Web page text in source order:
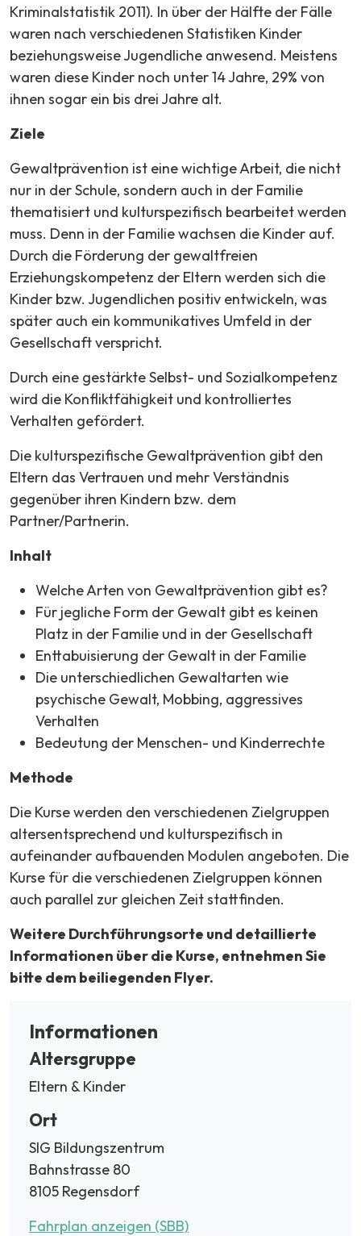
Kriminalstatistik 2011). In über der Hälfte der Fälle
waren nach verschiedenen Statistiken Kinder
beziehungsweise Jugendliche anwesend. Meistens
waren diese Kinder noch unter 14 Jahre, 29% von
ihnen sogar ein bis drei Jahre alt.
Ziele
Gewaltprävention ist eine wichtige Arbeit, die nicht
nur in der Schule, sondern auch in der Familie
thematisiert und kulturspezifisch bearbeitet werden
muss. Denn in der Familie wachsen die Kinder auf.
Durch die Förderung der gewaltfreien
Erziehungskompetenz der Eltern werden sich die
Kinder bzw. Jugendlichen positiv entwickeln, was
später auch ein kommunikatives Umfeld in der
Gesellschaft verspricht.
Durch eine gestärkte Selbst- und Sozialkompetenz
wird die Konfliktfähigkeit und kontrolliertes
Verhalten gefördert.
Die kulturspezifische Gewaltprävention gibt den
Eltern das Vertrauen und mehr Verständnis
gegenüber ihren Kindern bzw. dem
Partner/Partnerin.
Inhalt
Welche Arten von Gewaltprävention gibt es?
Für jegliche Form der Gewalt gibt es keinen
Platz in der Familie und in der Gesellschaft
Enttabuisierung der Gewalt in der Familie
Die unterschiedlichen Gewaltarten wie
psychische Gewalt, Mobbing, aggressives
Verhalten
Bedeutung der Menschen- und Kinderrechte
Methode
Die Kurse werden den verschiedenen Zielgruppen
altersentsprechend und kulturspezifisch in
aufeinander aufbauenden Modulen angeboten. Die
Kurse für die verschiedenen Zielgruppen können
auch parallel zur gleichen Zeit stattfinden.
Weitere Durchführungsorte und detaillierte
Informationen über die Kurse, entnehmen Sie
bitte dem beiliegenden Flyer.
Informationen
Altersgruppe
Eltern & Kinder
Ort
SIG Bildungszentrum
Bahnstrasse 80
8105 Regensdorf
Fahrplan anzeigen (SBB)